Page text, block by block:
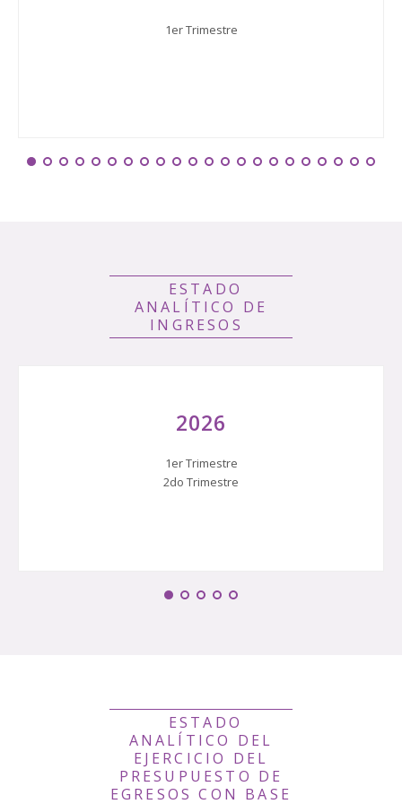
1er Trimestre
ESTADO
ANALÍTICO DE
INGRESOS
2026
1er Trimestre
2do Trimestre
ESTADO
ANALÍTICO DEL
EJERCICIO DEL
PRESUPUESTO DE
EGRESOS CON BASE